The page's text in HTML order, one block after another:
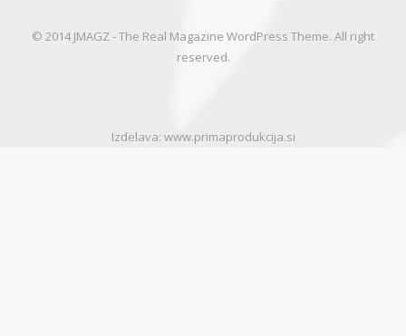
© 2014 JMAGZ - The Real Magazine WordPress Theme. All right
reserved.
Izdelava: www.primaprodukcija.si